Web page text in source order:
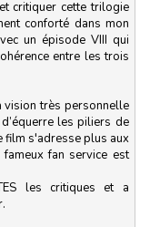
critiquer cette trilogie
conforté dans mon
un épisode VIII qui
entre les trois
vision très personnelle
les piliers de
film s'adresse plus aux
fan service est
les critiques et a